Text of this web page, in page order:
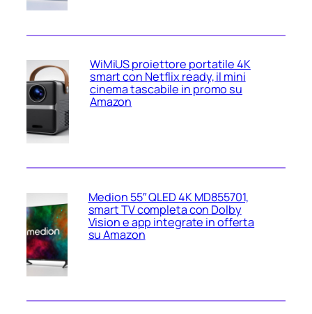
WiMiUS proiettore portatile 4K
smart con Netflix ready, il mini
cinema tascabile in promo su
Amazon
Medion 55″ QLED 4K MD855701,
smart TV completa con Dolby
Vision e app integrate in offerta
su Amazon